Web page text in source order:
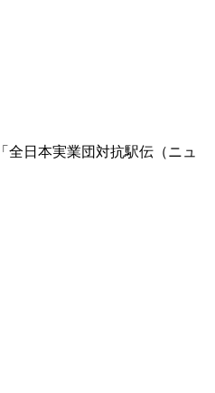
全日本実業団対抗駅伝（ニュ